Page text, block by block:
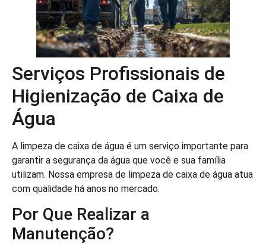
Serviços Profissionais de
Higienização de Caixa de
Água
A limpeza de caixa de água é um serviço importante para
garantir a segurança da água que você e sua família
utilizam. Nossa empresa de limpeza de caixa de água atua
com qualidade há anos no mercado.
Por Que Realizar a
Manutenção?